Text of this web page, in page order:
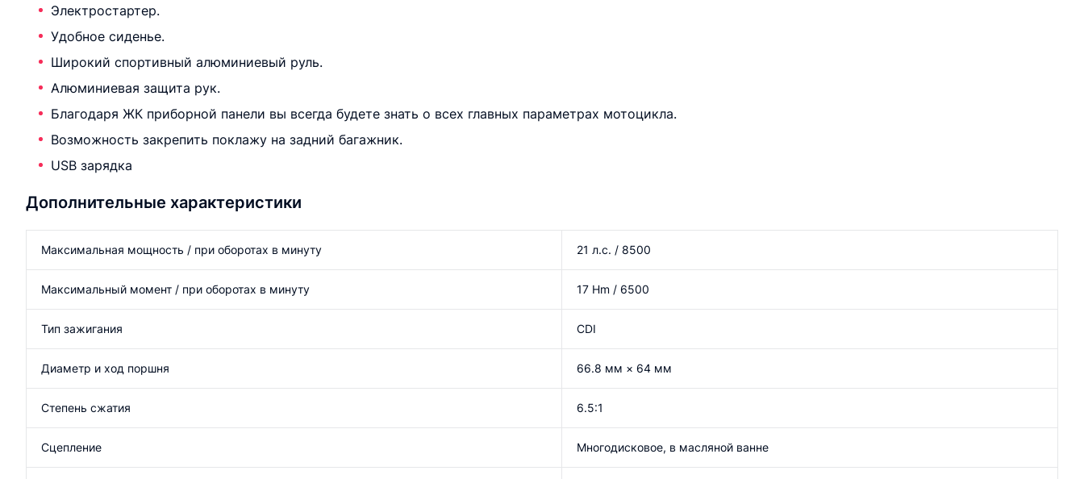
Электростартер.
Удобное сиденье.
Широкий спортивный алюминиевый руль.
Алюминиевая защита рук.
Благодаря ЖК приборной панели вы всегда будете знать о всех главных параметрах мотоцикла.
Возможность закрепить поклажу на задний багажник.
USB зарядка
Дополнительные характеристики
Максимальная мощность / при оборотах в минуту 21 л.с. / 8500
Максимальный момент / при оборотах в минуту 17 Hm / 6500
Тип зажигания CDI
Диаметр и ход поршня 66.8 мм × 64 мм
Степень сжатия 6.5:1
Сцепление Многодисковое, в масляной ванне